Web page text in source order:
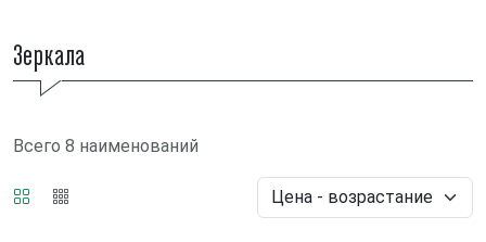
Зеркала
Всего 8 наименований